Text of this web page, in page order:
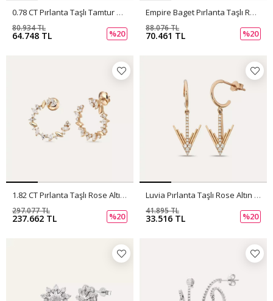
0.78 CT Pırlanta Taşlı Tamtur Beyaz Altın Tek Küpe
64.748 TL
80.934 TL
%20
Empire Baget Pırlanta Taşlı Rose Altın Küpe
70.461 TL
88.076 TL
%20
1.82 CT Pırlanta Taşlı Rose Altın Küpe
237.662 TL
297.077 TL
%20
Luvia Pırlanta Taşlı Rose Altın Küpe
33.516 TL
41.895 TL
%20